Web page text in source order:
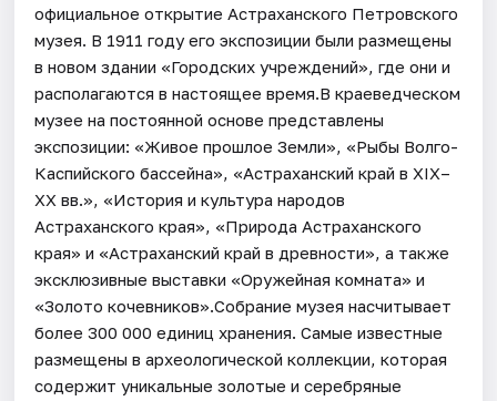
официальное открытие Астраханского Петровского
музея. В 1911 году его экспозиции были размещены
в новом здании «Городских учреждений», где они и
располагаются в настоящее время.В краеведческом
музее на постоянной основе представлены
экспозиции: «Живое прошлое Земли», «Рыбы Волго-
Каспийского бассейна», «Астраханский край в XIX–
XX вв.», «История и культура народов
Астраханского края», «Природа Астраханского
края» и «Астраханский край в древности», а также
эксклюзивные выставки «Оружейная комната» и
«Золото кочевников».Собрание музея насчитывает
более 300 000 единиц хранения. Самые известные
размещены в археологической коллекции, которая
содержит уникальные золотые и серебряные